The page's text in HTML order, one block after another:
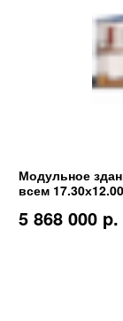
Модульное
всем
5 868 000 p.